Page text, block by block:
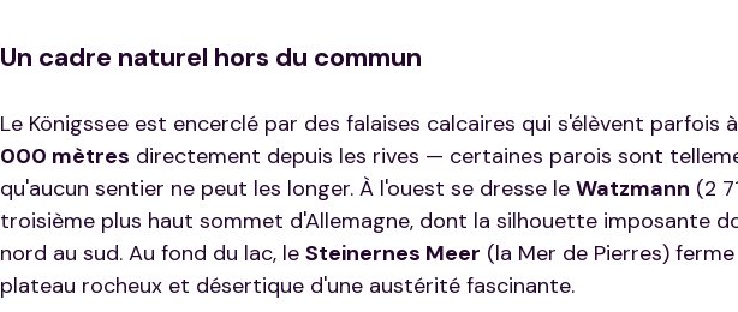
Un cadre naturel hors du commun
Le Königssee est encerclé par des falaises calcaires qui s'élèvent parfois
000 mètres directement depuis les rives — certaines parois sont
qu'aucun sentier ne peut les longer. À l'ouest se dresse le Watzmann (2
troisième plus haut sommet d'Allemagne, dont la silhouette imposante
nord au sud. Au fond du lac, le Steinernes Meer (la Mer de Pierres)
plateau rocheux et désertique d'une austérité fascinante.